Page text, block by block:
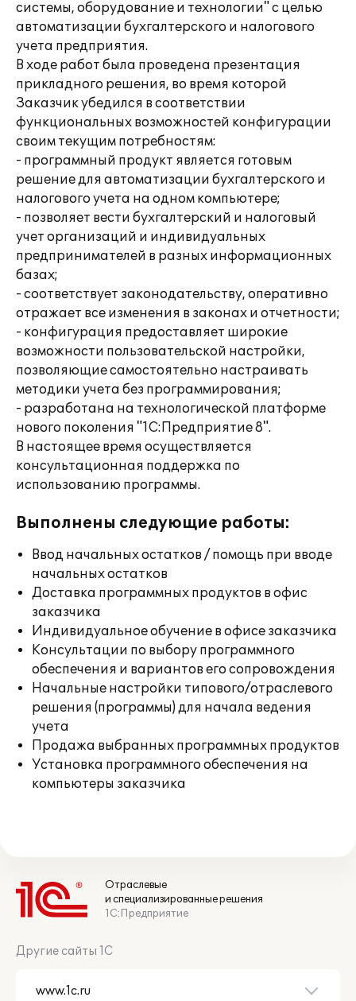
системы, оборудование и технологии" с целью
автоматизации бухгалтерского и налогового
учета предприятия.
В ходе работ была проведена презентация
прикладного решения, во время которой
Заказчик убедился в соответствии
функциональных возможностей конфигурации
своим текущим потребностям:
- программный продукт является готовым
решение для автоматизации бухгалтерского и
налогового учета на одном компьютере;
- позволяет вести бухгалтерский и налоговый
учет организаций и индивидуальных
предпринимателей в разных информационных
базах;
- соответствует законодательству, оперативно
отражает все изменения в законах и отчетности;
- конфигурация предоставляет широкие
возможности пользовательской настройки,
позволяющие самостоятельно настраивать
методики учета без программирования;
- разработана на технологической платформе
нового поколения "1С:Предприятие 8".
В настоящее время осуществляется
консультационная поддержка по
использованию программы.
Выполнены следующие работы:
Ввод начальных остатков / помощь при вводе
начальных остатков
Доставка программных продуктов в офис
заказчика
Индивидуальное обучение в офисе заказчика
Консультации по выбору программного
обеспечения и вариантов его сопровождения
Начальные настройки типового/отраслевого
решения (программы) для начала ведения
учета
Продажа выбранных программных продуктов
Установка программного обеспечения на
компьютеры заказчика
Отраслевые
и специализированные решения
1С:Предприятие
Другие сайты 1С